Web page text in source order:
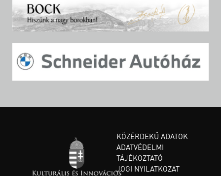
KÖZÉRDEKŰ ADATOK
ADATVÉDELMI
TÁJÉKOZTATÓ
JOGI NYILATKOZAT